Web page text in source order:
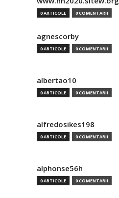
0 ARTICOLE 0 COMENTARII
agnescorby
0 ARTICOLE 0 COMENTARII
albertao10
0 ARTICOLE 0 COMENTARII
alfredosikes198
0 ARTICOLE 0 COMENTARII
alphonse56h
0 ARTICOLE 0 COMENTARII